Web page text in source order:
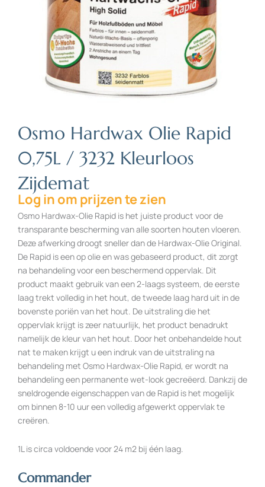
Osmo Hardwax Olie Rapid
0,75L / 3232 Kleurloos
Zijdemat
Log in om prijzen te zien
Osmo Hardwax-Olie Rapid is het juiste product voor de
transparante bescherming van alle soorten houten vloeren.
Deze afwerking droogt sneller dan de Hardwax-Olie Original.
De Rapid is een op olie en was gebaseerd product, dit zorgt
na behandeling voor een beschermend oppervlak. Dit
product maakt gebruik van een 2-laags systeem, de eerste
laag trekt volledig in het hout, de tweede laag hard uit in de
bovenste poriën van het hout. De uitstraling die het
oppervlak krijgt is zeer natuurlijk, het product benadrukt
namelijk de kleur van het hout. Door het onbehandelde hout
nat te maken krijgt u een indruk van de uitstraling na
behandeling met Osmo Hardwax-Olie Rapid, er wordt na
behandeling een permanente wet-look gecreëerd. Dankzij de
sneldrogende eigenschappen van de Rapid is het mogelijk
om binnen 8-10 uur een volledig afgewerkt oppervlak te
creëren.
1L is circa voldoende voor 24 m2 bij één laag.
Commander